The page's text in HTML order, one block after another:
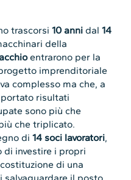
trascorsi10 anni dal14
della
entrarono per la
imprenditoriale
complesso ma che, a
risultati
sono più che
che triplicato.
di14 soci lavoratori,
di investire i propri
di una